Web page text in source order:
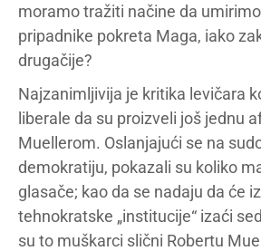
moramo tražiti načine da
pripadnike pokreta Maga, iako
drugačije?
Najzanimljivija je kritika levičara
liberale da su proizveli još jednu
Muellerom. Oslanjajući se na
demokratiju, pokazali su koliko
glasače; kao da se nadaju da će
tehnokratske „institucije“ izaći
su to muškarci slični Robertu